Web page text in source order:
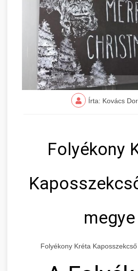
Írta: Kovács
Folyékony
megye
Folyékony Kréta